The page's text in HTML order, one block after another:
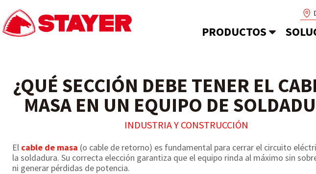
PRODUCTOS
¿QUÉ SECCIÓN DEBE TENER EL
MASA EN UN EQUIPO DE
INDUSTRIA Y CONSTRUCCIÓN
El cable de masa (o cable de retorno) es fundamental para cerrar el circuito
la soldadura. Su correcta elección garantiza que el equipo rinda al máximo sin
ni generar pérdidas de potencia.